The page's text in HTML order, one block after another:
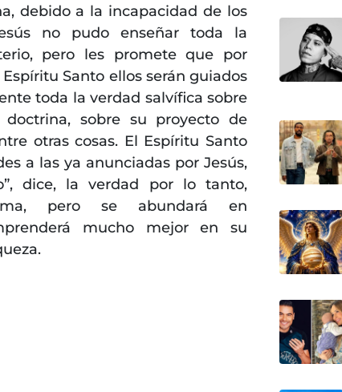
debido a la incapacidad de los
no pudo enseñar toda la
pero les promete que por
Santo ellos serán guiados
toda la verdad salvífica sobre
sobre su proyecto de
otras cosas. El Espíritu Santo
a las ya anunciadas por Jesús,
dice, la verdad por lo tanto,
pero se abundará en
mucho mejor en su